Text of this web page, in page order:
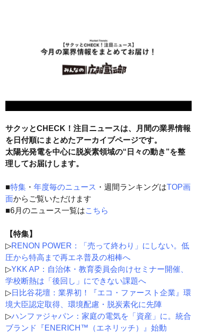
サクッとCHECK！注目ニュースは、月間の業界情報
を日付順にまとめたアーカイブページです。
太陽光発電を中心に脱炭素領域の“日々の動き”を整
理してお届けします。
■特集・ 年度毎のニュース ・週間ランキングはTOP画
面からご覧いただけます
■6月のニュース一覧はこちら
【特集】
▷RENON POWER：「売って終わり」にしない。低
圧から特高まで再エネ普及の相棒へ
▷YKK AP：自治体・教育委員会向けセミナー開催、
学校断熱は「後回し」にできない課題へ
▷日比谷花壇：業界初！『エコ・ファースト企業』環
境大臣認定取得、環境配慮・脱炭素化に先陣
▷ハンファジャパン：家庭の電気を「資産」に。統合
ブランド『ENERICH™（エネリッチ）』始動